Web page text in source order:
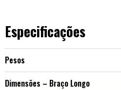
Especificações
Pesos
Dimensões – Braço Longo